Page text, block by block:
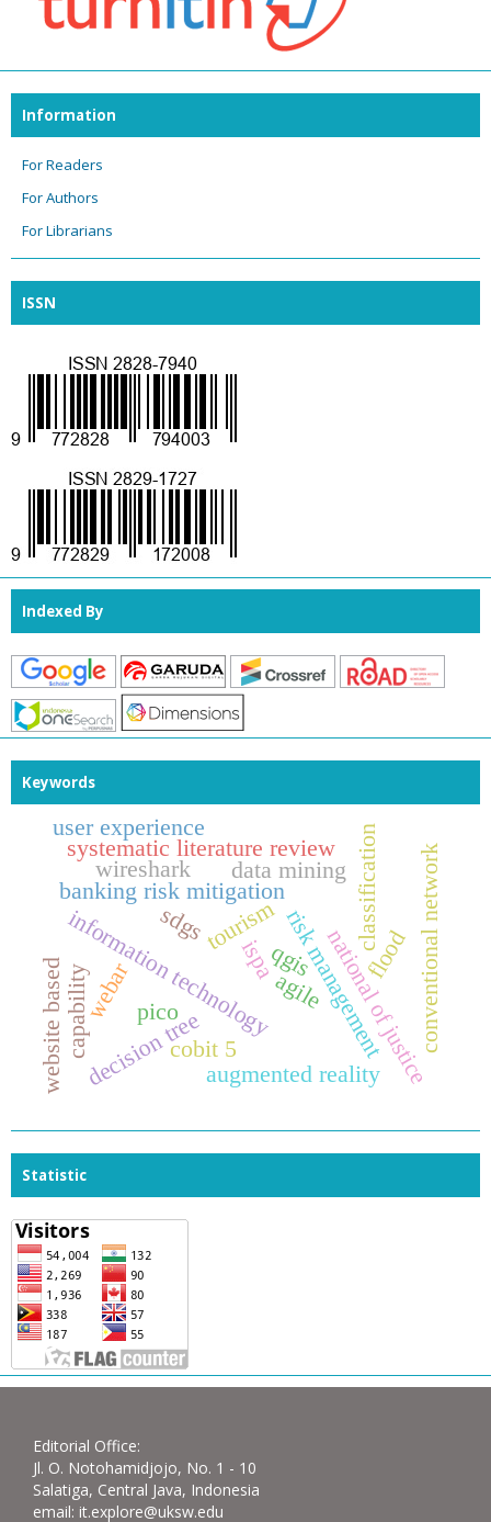
Information
For Readers
For Authors
For Librarians
ISSN
Indexed By
Keywords
tourism
banking risk mitigation
information technologyrisk management
wireshark
national of justice
decision treecobit 5
classification
systematic literature review
pico
data mining
webar
augmented reality
capability conventional network
user experience
flood
website based agile
qgis
ispa
sdgs
Statistic
Editorial Office:
Jl. O. Notohamidjojo, No. 1 - 10
Salatiga, Central Java, Indonesia
email: it.explore@uksw.edu